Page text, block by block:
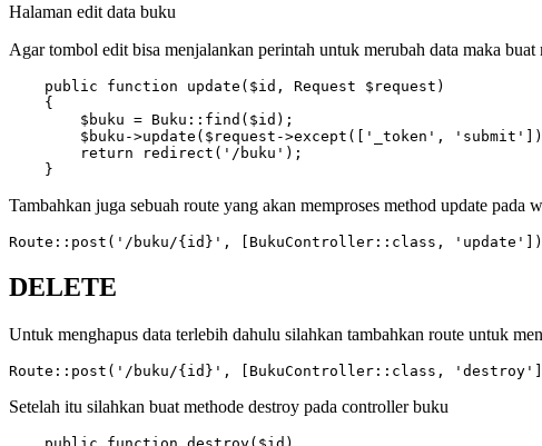
Halaman edit data buku
Agar tombol edit bisa menjalankan perintah untuk merubah data maka
    public function update($id, Request $request)
    {
        $buku = Buku::find($id);
$buku->update($request->except(['_token',
        return redirect('/buku');
    }
Tambahkan juga sebuah route yang akan memproses method update pada
Route::post('/buku/{id}', [BukuController::class,
DELETE
Untuk menghapus data terlebih dahulu silahkan tambahkan route untuk
Route::post('/buku/{id}', [BukuController::class,
Setelah itu silahkan buat methode destroy pada controller buku